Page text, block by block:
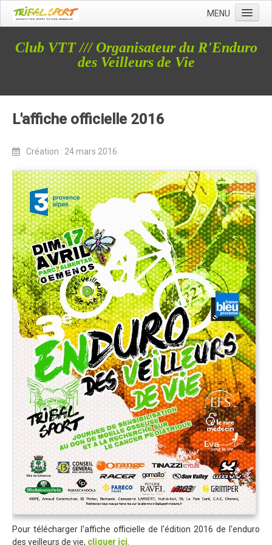
MENU
Qui sommes nous ?
Le Team Tribal
Consulter les archives
Dans la presse
Le Club VTT
Blog du Club
Présentation
Trips Enduro
Stages Perfectionnement
Séminaires Entreprises
S'inscrire aux Cours...
S'inscrire aux Stages / Sorties...
La page Instagram du club...
Contacter le Club
Edition 2025
Blog 2025
Partenaires 2025
Affiche 2025
Club VTT /// Organisateur du R'Enduro
des Veilleurs de Vie
L'affiche officielle 2016
Création : 24 mars 2016
Pour télécharger l'affiche officielle de l'édition 2016 de l'enduro
des veilleurs de vie, cliquer ici